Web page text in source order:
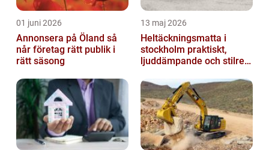
01 juni 2026
Annonsera på Öland så
når företag rätt publik i
rätt säsong
13 maj 2026
Heltäckningsmatta i
stockholm praktiskt,
ljuddämpande och stilrent